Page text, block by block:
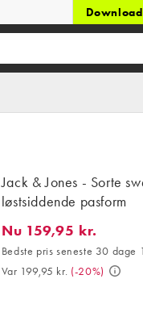
Jack & Jones - Sorte
løstsiddende pasform
Nu 159,95 kr.. Bedste
Nu 159,95 kr.
Bedste pris seneste 30 dage
Var 199,95 kr. (-20%)